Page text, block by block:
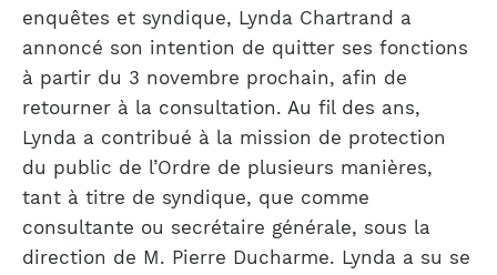
enquêtes et syndique, Lynda Chartrand a
annoncé son intention de quitter ses fonctions
à partir du 3 novembre prochain, afin de
retourner à la consultation. Au fil des ans,
Lynda a contribué à la mission de protection
du public de l’Ordre de plusieurs manières,
tant à titre de syndique, que comme
consultante ou secrétaire générale, sous la
direction de M. Pierre Ducharme. Lynda a su se